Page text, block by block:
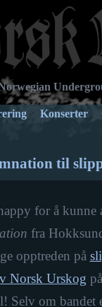
Konserter
til
for å kunne
fra
opptreden på
Norsk Urskog
Selv om bandet